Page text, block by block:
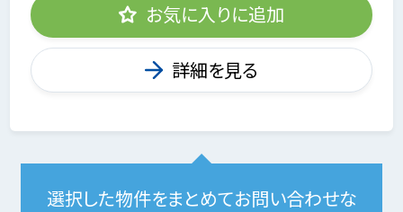
お気に入りに追加
詳細を見る
選択した物件をまとめてお問い合わせな